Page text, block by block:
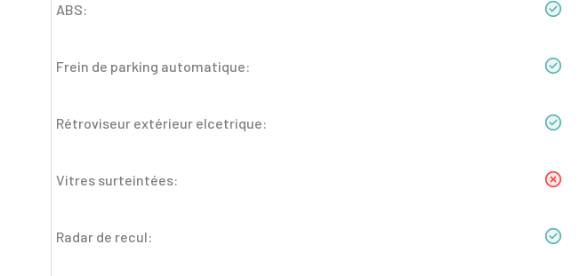
ABS:
Frein de parking automatique:
Rétroviseur extérieur elcetrique:
Vitres surteintées:
Radar de recul: